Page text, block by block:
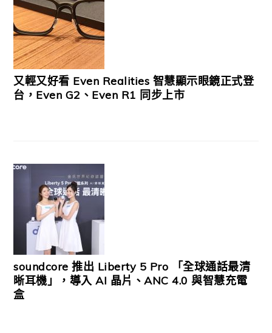
又輕又好看 Even Realities 智慧顯示眼鏡正式登
台，Even G2、Even R1 同步上市
soundcore 推出 Liberty 5 Pro 「全球通話最清
晰耳機」，導入 AI 晶片、ANC 4.0 與智慧充電
盒